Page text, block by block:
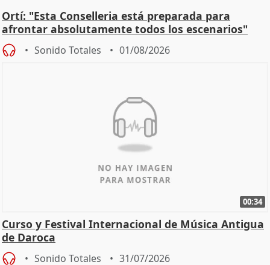
Ortí: "Esta Conselleria está preparada para
afrontar absolutamente todos los escenarios"
Sonido Totales 01/08/2026
00:34
Curso y Festival Internacional de Música Antigua
de Daroca
Sonido Totales 31/07/2026